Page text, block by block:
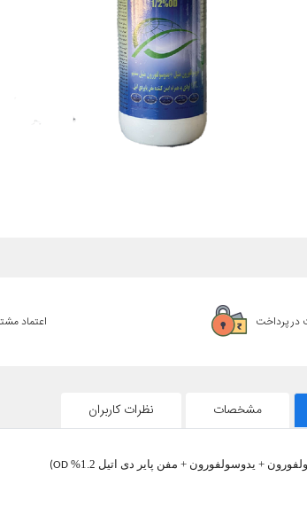
در پرداخت اعتماد
مشخصات نظرات کاربران
+ یدوسولفورون +‌ مفن پایر دی اتیل 1.2% OD)